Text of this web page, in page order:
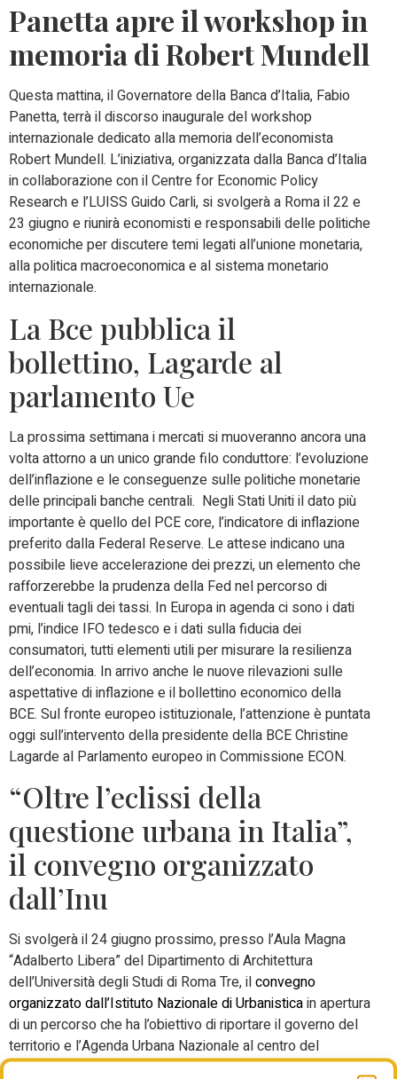
Panetta apre il workshop in
memoria di Robert Mundell
Questa mattina, il Governatore della Banca d’Italia, Fabio
Panetta, terrà il discorso inaugurale del workshop
internazionale dedicato alla memoria dell’economista
Robert Mundell. L’iniziativa, organizzata dalla Banca d’Italia
in collaborazione con ilCentre for Economic Policy
Researche l’LUISS Guido Carli, si svolgerà a Roma il 22 e
23 giugno e riunirà economisti e responsabili delle politiche
economiche per discutere temi legati all’unione monetaria,
alla politica macroeconomica e al sistema monetario
internazionale.
La Bce pubblica il
bollettino, Lagarde al
parlamento Ue
La prossima settimana i mercati si muoveranno ancora una
volta attorno a un unico grande filo conduttore: l’evoluzione
dell’inflazione e le conseguenze sulle politiche monetarie
delle principali banche centrali. Negli Stati Uniti il dato più
importante è quello del PCE core, l’indicatore di inflazione
preferito dalla Federal Reserve. Le attese indicano una
possibile lieve accelerazione dei prezzi, un elemento che
rafforzerebbe la prudenza della Fed nel percorso di
eventuali tagli dei tassi. In Europa in agenda ci sono i dati
pmi, l’indice IFO tedesco e i dati sulla fiducia dei
consumatori, tutti elementi utili per misurare la resilienza
dell’economia. In arrivo anche le nuove rilevazioni sulle
aspettative di inflazione e il bollettino economico della
BCE. Sul fronte europeo istituzionale, l’attenzione è puntata
oggi sull’intervento della presidente della BCE Christine
Lagarde al Parlamento europeo in Commissione ECON.
“Oltre l’eclissi della
questione urbana in Italia”,
il convegno organizzato
dall’Inu
Si svolgeràil24 giugnoprossimo, presso l’Aula Magna
“Adalberto Libera” del Dipartimento di Architettura
dell’Università degli Studi di Roma Tre, ilconvegno
organizzato dall’Istituto Nazionale di Urbanisticain apertura
di un percorso che ha l’obiettivo di riportare il governo del
territorio e l’Agenda Urbana Nazionale al centro del
dibattito pubblico. L’iniziativa “Oltre l’eclissi della questione